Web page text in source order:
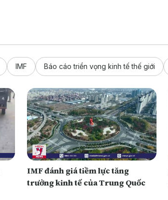
IMF Báo cáo triển vọng kinh tế thế giới
IMF đánh giá tiềm lực tăng
trưởng kinh tế của Trung Quốc